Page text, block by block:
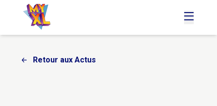
accueil
menu
Retour aux Actus